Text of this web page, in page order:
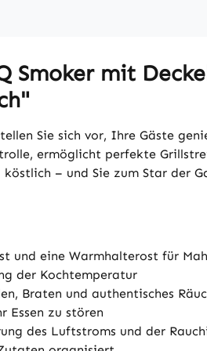
Smoker mit
Sie sich vor, Ihre Gäste
ermöglicht perfekte
– und Sie zum Star der
und eine Warmhalterost für
der Kochtemperatur
Braten und authentisches
Essen zu stören
des Luftstroms und der